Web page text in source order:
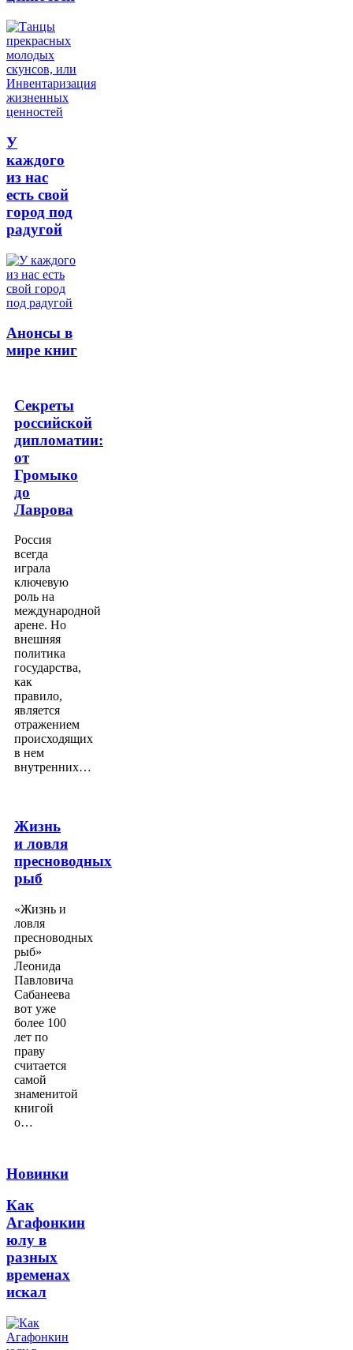
У
каждого
из нас
есть свой
город под
радугой
Анонсы в
мире книг
Секреты
российской
дипломатии:
от
Громыко
до
Лаврова
Россия
всегда
играла
ключевую
роль на
международной
арене. Но
внешняя
политика
государства,
как
правило,
является
отражением
происходящих
в нем
внутренних…
Жизнь
и ловля
пресноводных
рыб
«Жизнь и
ловля
пресноводных
рыб»
Леонида
Павловича
Сабанеева
вот уже
более 100
лет по
праву
считается
самой
знаменитой
книгой
о…
Новинки
Как
Агафонкин
юлу в
разных
временах
искал